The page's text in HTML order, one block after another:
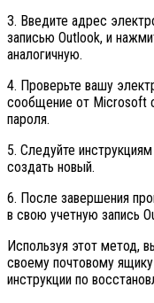
3. Введите адрес
записью Outlook, и
аналогичную.
4. Проверьте вашу
сообщение от Microsoft
пароля.
5. Следуйте
создать новый.
6. После завершения
в свою учетную запись
Используя этот метод,
своему почтовому
инструкции по